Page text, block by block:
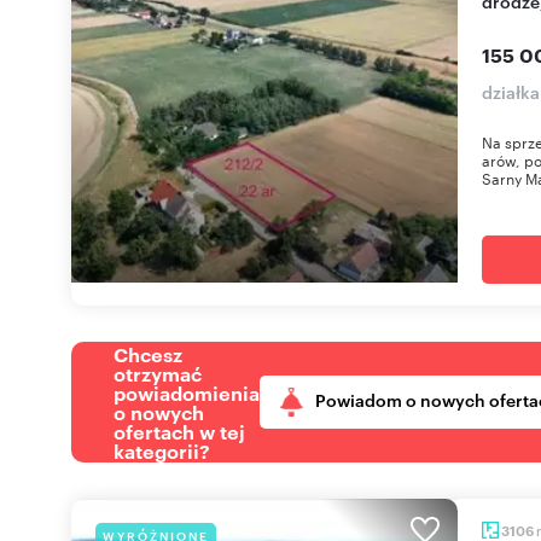
155
Na
arów,
Sarny
Chcesz
otrzymać
powiadomienia
o nowych
ofertach w tej
kategorii?
Powiadom o nowych
WYRÓŻNIONE 3106